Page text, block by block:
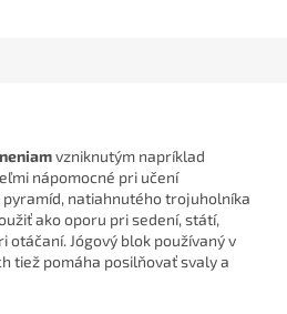
vzniknutým napríklad
nápomocné pri učení
natiahnutého trojuholníka
ako oporu pri sedení, státí,
otáčaní. Jógový blok používaný v
tiež pomáha posilňovať svaly a